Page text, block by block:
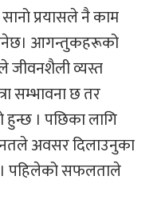
प्रयासले नै काम
आगन्तुकहरूको
जीवनशैली व्यस्त
सम्भावना छ तर
हुन्छ । पछिका लागि
अवसर दिलाउनुका
पहिलेको सफलताले